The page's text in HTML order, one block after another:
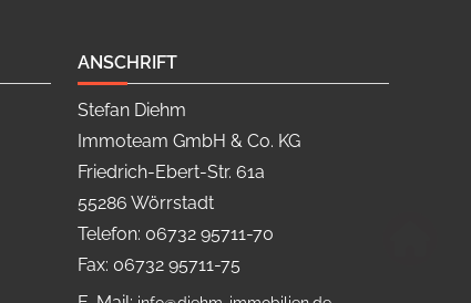
ANSCHRIFT
Stefan Diehm
Immoteam GmbH & Co. KG
Friedrich-Ebert-Str. 61a
55286 Wörrstadt
Telefon: 06732 95711-70
Fax: 06732 95711-75